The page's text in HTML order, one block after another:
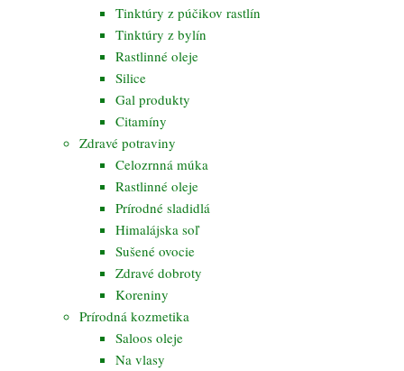
Tinktúry z púčikov rastlín
Tinktúry z bylín
Rastlinné oleje
Silice
Gal produkty
Citamíny
Zdravé potraviny
Celozrnná múka
Rastlinné oleje
Prírodné sladidlá
Himalájska soľ
Sušené ovocie
Zdravé dobroty
Koreniny
Prírodná kozmetika
Saloos oleje
Na vlasy